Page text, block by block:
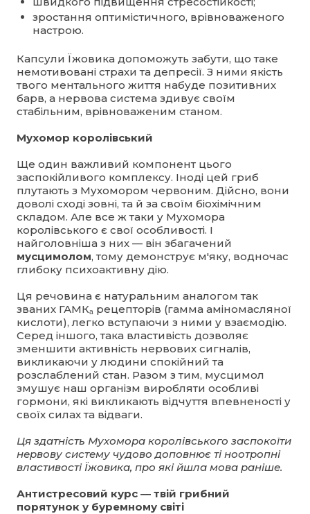
зростання оптимістичного, врівноваженого
настрою.
Капсули Їжовика допоможуть забути, що таке
немотивовані страхи та депресії. З ними якість
твого ментального життя набуде позитивних
барв, а нервова система здивує своїм
стабільним, врівноваженим станом.
Мухомор королівський
Ще один важливий компонент цього
заспокійливого комплексу. Іноді цей гриб
плутають з Мухомором червоним. Дійсно, вони
доволі сході зовні, та й за своїм біохімічним
складом. Але все ж таки у Мухомора
королівського є свої особливості. І
найголовніша з них — він збагачений
мусцимолом, тому демонструє м'яку, водночас
глибоку психоактивну дію.
Ця речовина є натуральним аналогом так
званих ГАМКₐ рецепторів (гамма аміномасляної
кислоти), легко вступаючи з ними у взаємодію.
Серед іншого, така властивість дозволяє
зменшити активність нервових сигналів,
викликаючи у людини спокійний та
розслаблений стан. Разом з тим, мусцимол
змушує наш організм виробляти особливі
гормони, які викликають відчуття впевненості у
своїх силах та відваги.
Ця здатність Мухомора королівського заспокоїти
нервову систему чудово доповнює ті ноотропні
властивості Їжовика, про які йшла мова раніше.
Антистресовий курс — твій грибний
порятунок у буремному світі